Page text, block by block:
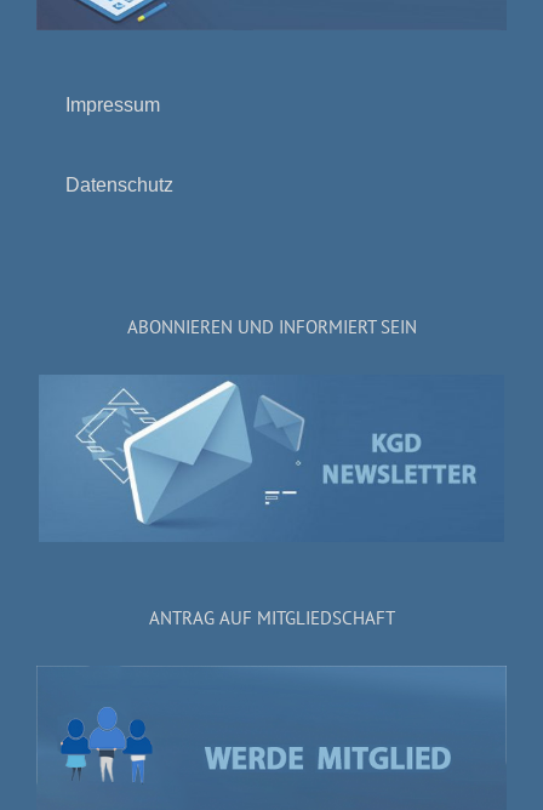
Impressum
Datenschutz
ABONNIEREN UND INFORMIERT SEIN
ANTRAG AUF MITGLIEDSCHAFT